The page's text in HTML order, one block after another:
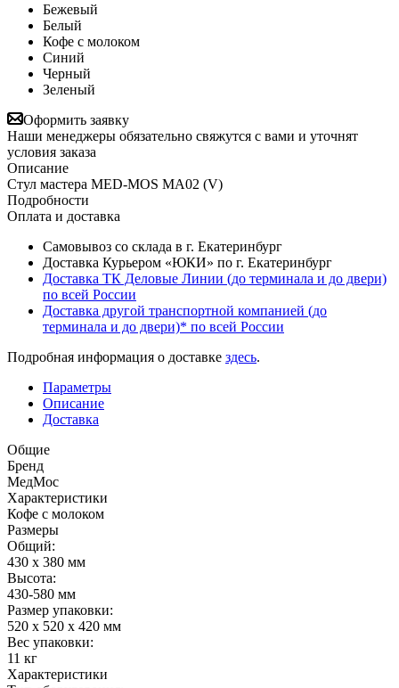
Бежевый
Белый
Кофе с молоком
Синий
Черный
Зеленый
Оформить заявку
Наши менеджеры обязательно свяжутся с вами и уточнят
условия заказа
Описание
Стул мастера MED-MOS МА02 (V)
Подробности
Оплата и доставка
Самовывоз со склада в г. Екатеринбург
Доставка Курьером «ЮКИ» по г. Екатеринбург
Доставка ТК Деловые Линии (до терминала и до двери)
по всей России
Доставка другой транспортной компанией (до
терминала и до двери)* по всей России
Подробная информация о доставке здесь.
Параметры
Описание
Доставка
Общие
Бренд
МедМос
Характеристики
Кофе с молоком
Размеры
Общий:
430 х 380 мм
Высота:
430-580 мм
Размер упаковки:
520 х 520 х 420 мм
Вес упаковки:
11 кг
Характеристики